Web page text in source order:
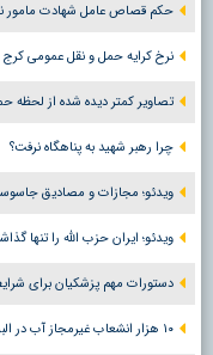
حکم قصاص عامل شهادت مامور
نرخ کرایه حمل و نقل عمومی کرج
تصاویر کمتر دیده شده از لحظه حمله
چرا رهبر شهید به پناهگاه نرفت؟
ویدئو؛ مجازات و مصادیق
ویدئو؛ ایران حزب الله را تنها
دستورات مهم پزشکیان برای
۱۰ هزار انشعاب غیرمجاز آب در البرز شناسایی شد